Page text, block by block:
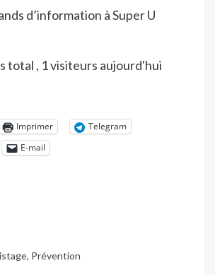
d’information à Super U
total , 1 visiteurs aujourd'hui
Imprimer
Telegram
E-mail
, Prévention